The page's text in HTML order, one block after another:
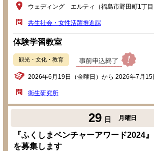
ウェディング エルティ（福島市野田町1丁目
共生社会・女性活躍推進課
体験学習教室
観光・文化・教育
2026年6月19日（金曜日）から 2026年7月15
衛生研究所
29 日 月曜日
『ふくしまベンチャーアワード2024
を募集します